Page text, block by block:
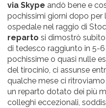
via Skype andò bene e
pochissimi giorni dopo per
ospedale nel raggio di
reparto si dimostrò
di tedesco raggiunto in 5-
pochissime o quasi nulle
del tirocinio, ci assunse
qualche mese ci
un reparto dotato dei più
colleghi eccezionali,